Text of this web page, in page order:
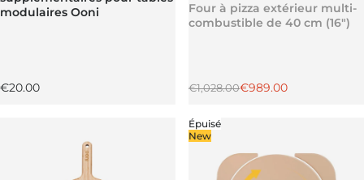
modulaires Ooni
Prix régulier
€20.00
Four à pizza extérieur multi-
combustible de 40 cm (16")
Prix régulier
€1,028.00Prix promotionnel
€989.00
Épuisé
New